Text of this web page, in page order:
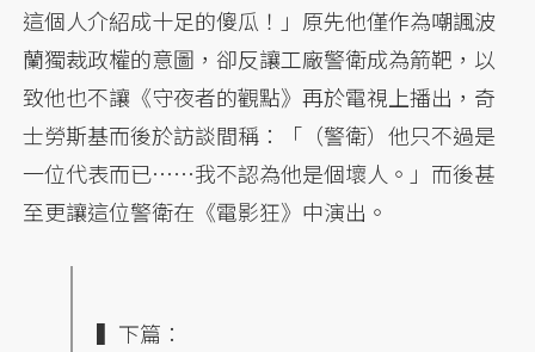
這個人介紹成十足的傻瓜！」原先他僅作為嘲諷波
蘭獨裁政權的意圖，卻反讓工廠警衛成為箭靶，以
致他也不讓《守夜者的觀點》再於電視上播出，奇
士勞斯基而後於訪談間稱：「（警衛）他只不過是
一位代表而已⋯⋯我不認為他是個壞人。」而後甚
至更讓這位警衛在《電影狂》中演出。
▍下篇：